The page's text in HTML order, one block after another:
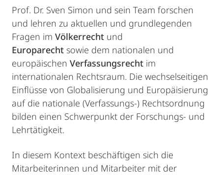
Prof. Dr. Sven Simon und sein Team forschen
und lehren zu aktuellen und grundlegenden
Fragen im Völkerrecht und
Europarecht sowie dem nationalen und
europäischen Verfassungsrecht im
internationalen Rechtsraum. Die wechselseitigen
Einflüsse von Globalisierung und Europäisierung
auf die nationale (Verfassungs-) Rechtsordnung
bilden einen Schwerpunkt der Forschungs- und
Lehrtätigkeit.
In diesem Kontext beschäftigen sich die
Mitarbeiterinnen und Mitarbeiter mit der